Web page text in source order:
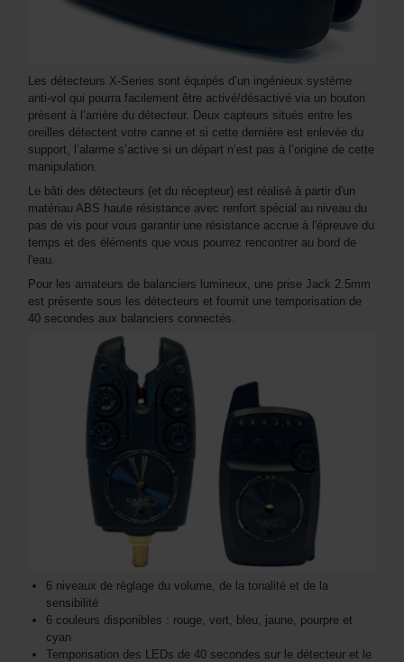
Les détecteurs X-Series sont équipés d’un ingénieux système
anti-vol qui pourra facilement être activé/désactivé via un bouton
présent à l’arrière du détecteur. Deux capteurs situés entre les
oreilles détectent votre canne et si cette dernière est enlevée du
support, l’alarme s’active si un départ n’est pas à l’origine de cette
manipulation.
Le bâti des détecteurs (et du récepteur) est réalisé à partir d'un
matériau ABS haute résistance avec renfort spécial au niveau du
pas de vis pour vous garantir une résistance accrue à l'épreuve du
temps et des éléments que vous pourrez rencontrer au bord de
l'eau.
Pour les amateurs de balanciers lumineux, une prise Jack 2.5mm
est présente sous les détecteurs et fournit une temporisation de
40 secondes aux balanciers connectés.
6 niveaux de réglage du volume, de la tonalité et de la
sensibilité
6 couleurs disponibles : rouge, vert, bleu, jaune, pourpre et
cyan
Temporisation des LEDs de 40 secondes sur le détecteur et le